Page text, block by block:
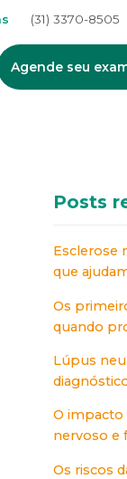
(31) 3370-8505
Agende seu
Posts
Esclerose
que
Os
quando
Lúpus
O impacto
nervoso e
Os riscos